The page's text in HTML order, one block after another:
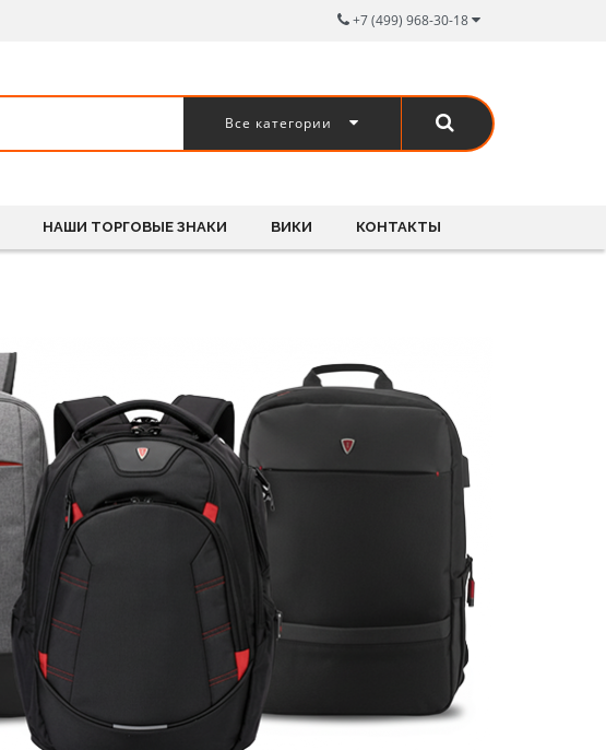
+7 (499) 968-30-18
Все категории
НАШИ ТОРГОВЫЕ ЗНАКИ ВИКИ КОНТАКТЫ